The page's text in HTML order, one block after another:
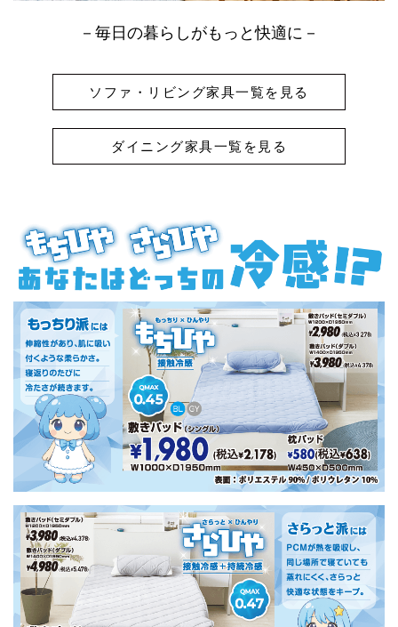
－毎日の暮らしがもっと快適に－
ソファ・リビング家具一覧を見る
ダイニング家具一覧を見る